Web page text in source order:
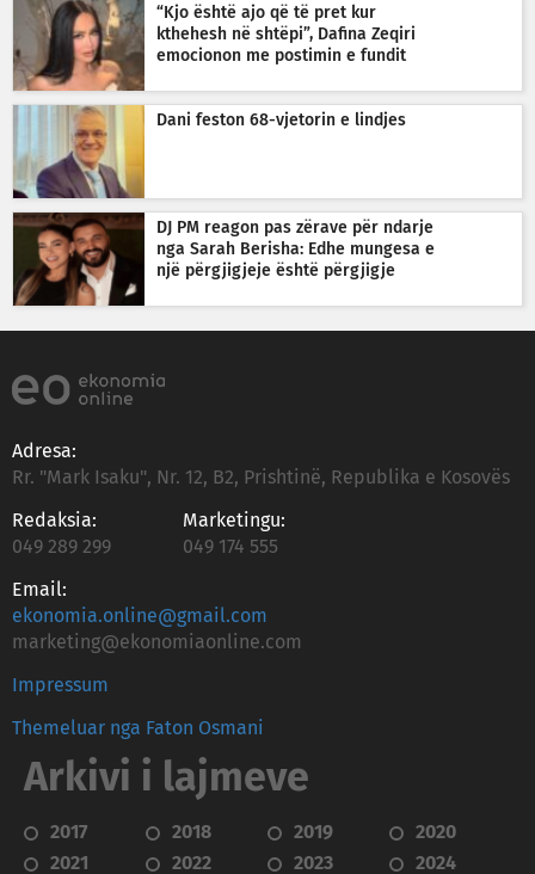
“Kjo është ajo që të pret kur
kthehesh në shtëpi”, Dafina Zeqiri
emocionon me postimin e fundit
Dani feston 68-vjetorin e lindjes
DJ PM reagon pas zërave për ndarje
nga Sarah Berisha: Edhe mungesa e
një përgjigjeje është përgjigje
Adresa:
Rr. "Mark Isaku", Nr. 12, B2, Prishtinë, Republika e Kosovës
Redaksia:
049 289 299
Marketingu:
049 174 555
Email:
ekonomia.online@gmail.com
marketing@ekonomiaonline.com
Impressum
Themeluar nga Faton Osmani
Arkivi i lajmeve
2017 2018 2019
2020
2021
2022 2023
2024